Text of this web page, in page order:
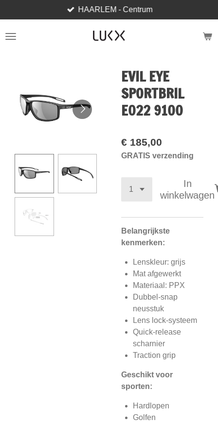
direct
naar
HAARLEM - Centrum
EVIL EYE
SPORTBRIL
E022 9100
€ 185,00
GRATIS verzending
In
winkelwagen
Belangrijkste
kenmerken:
Lenskleur: grijs
Mat afgewerkt
Materiaal: PPX
Dubbel-snap
neusstuk
Lens lock-systeem
Quick-release
scharnier
Traction grip
Geschikt voor
sporten:
Hardlopen
Golfen